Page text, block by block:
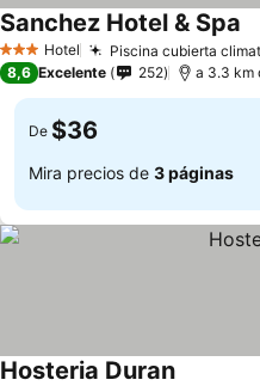
3 Estrellas
Hotel Piscina cubierta
Sanchez Hotel & Spa
8,6 Excelente 252 a 3.3 km
De $36
Mira precios de 3 páginas
Hosteria Duran